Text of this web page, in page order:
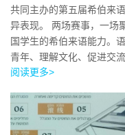
共同主办的第五届希伯来
异表现。 两场赛事，一场
国学生的希伯来语能力。
青年、理解文化、促进交流
阅读更多>